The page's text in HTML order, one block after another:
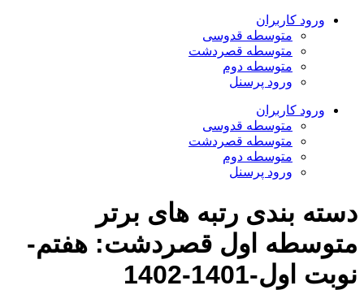
ورود کاربران
متوسطه قدوسی
متوسطه قصردشت
متوسطه دوم
ورود پرسنل
ورود کاربران
متوسطه قدوسی
متوسطه قصردشت
متوسطه دوم
ورود پرسنل
بندی رتبه های برتر
اول قصردشت:هفتم-
اول-1401-1402